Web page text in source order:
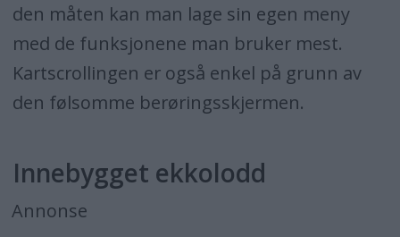
den måten kan man lage sin egen meny
med de funksjonene man bruker mest.
Kartscrollingen er også enkel på grunn av
den følsomme berøringsskjermen.
Innebygget ekkolodd
Annonse